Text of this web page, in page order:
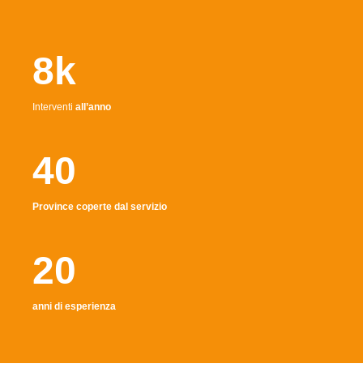
8k
Interventi all’anno
40
Province coperte dal servizio
20
anni di esperienza